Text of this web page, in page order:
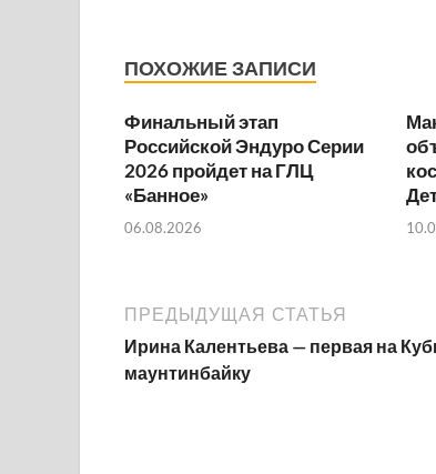
ПОХОЖИЕ ЗАПИСИ
Финальный этап
Российской Эндуро Серии
2026 пройдет на ГЛЦ
«Банное»
06.08.2026
ПРЕДЫДУЩАЯ СТАТЬЯ
Ирина Калентьева — первая на
маунтинбайку